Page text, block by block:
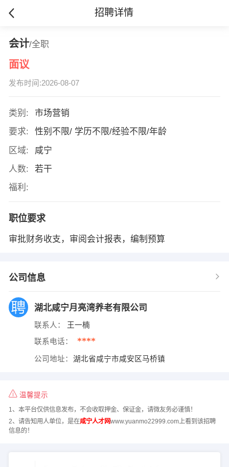
招聘详情
会计/全职
面议
发布时间:2026-08-07
类别:
市场营销
要求:
性别不限/ 学历不限/经验不限/年龄
区域:
咸宁
人数:
若干
福利:
职位要求
审批财务收支，审阅会计报表，编制预算
公司信息
湖北咸宁月亮湾养老有限公司
联系人： 王一楠
联系电话： ****
公司地址： 湖北省咸宁市咸安区马桥镇
温馨提示
1、本平台仅供信息发布，不会收取押金、保证金，请微友务必谨慎！
2、请告知用人单位，是在咸宁人才网www.yuanmo22999.com上看到该招聘
信息的！